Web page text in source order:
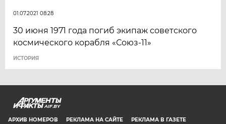
01.07.2021 08:28
30 июня 1971 года погиб экипаж советского
космического корабля «Союз-11»
ИСТОРИЯ
AIF.BY
АРХИВ НОМЕРОВ РЕКЛАМА НА САЙТЕ
РЕКЛАМА В ГАЗЕТЕ